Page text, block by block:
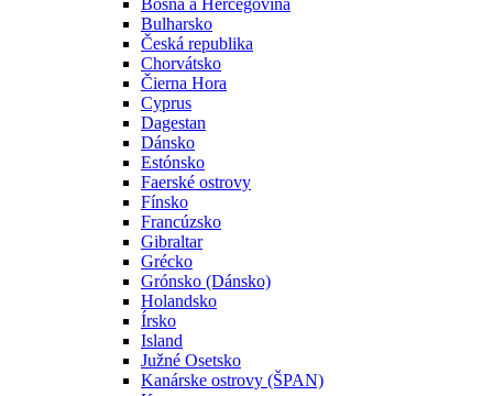
Bosna a Hercegovina
Bulharsko
Česká republika
Chorvátsko
Čierna Hora
Cyprus
Dagestan
Dánsko
Estónsko
Faerské ostrovy
Fínsko
Francúzsko
Gibraltar
Grécko
Grónsko (Dánsko)
Holandsko
Írsko
Island
Južné Osetsko
Kanárske ostrovy (ŠPAN)